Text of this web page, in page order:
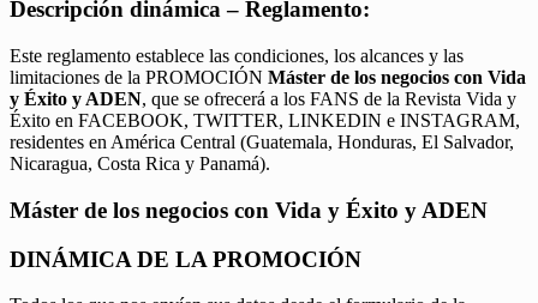
Descripción dinámica – Reglamento:
Este reglamento establece las condiciones, los alcances y las
limitaciones de la PROMOCIÓN Máster de los negocios con Vida
y Éxito y ADEN, que se ofrecerá a los FANS de la Revista Vida y
Éxito en FACEBOOK, TWITTER, LINKEDIN e INSTAGRAM,
residentes en América Central (Guatemala, Honduras, El Salvador,
Nicaragua, Costa Rica y Panamá).
Máster de los negocios con Vida y Éxito y ADEN
DINÁMICA DE LA PROMOCIÓN